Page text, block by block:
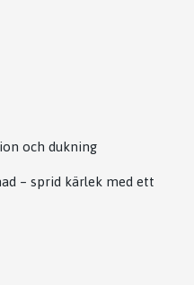
och dukning
– sprid kärlek med ett